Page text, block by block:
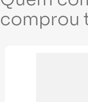
comprou